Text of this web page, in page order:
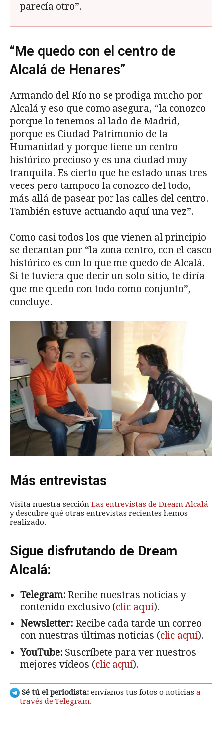
parecía otro”.
“Me quedo con el centro de
Alcalá de Henares”
Armando del Río no se prodiga mucho por
Alcalá y eso que como asegura, “la conozco
porque lo tenemos al lado de Madrid,
porque es Ciudad Patrimonio de la
Humanidad y porque tiene un centro
histórico precioso y es una ciudad muy
tranquila. Es cierto que he estado unas tres
veces pero tampoco la conozco del todo,
más allá de pasear por las calles del centro.
También estuve actuando aquí una vez”.
Como casi todos los que vienen al principio
se decantan por “la zona centro, con el casco
histórico es con lo que me quedo de Alcalá.
Si te tuviera que decir un solo sitio, te diría
que me quedo con todo como conjunto”,
concluye.
Más entrevistas
Visita nuestra sección Las entrevistas de Dream Alcalá
y descubre qué otras entrevistas recientes hemos
realizado.
Sigue disfrutando de Dream
Alcalá:
Telegram: Recibe nuestras noticias y
contenido exclusivo (clic aquí).
Newsletter: Recibe cada tarde un correo
con nuestras últimas noticias (clic aquí).
YouTube: Suscríbete para ver nuestros
mejores vídeos (clic aquí).
Sé tú el periodista: envíanos tus fotos o noticias a
través de Telegram.